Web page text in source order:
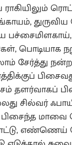
துருவிய
பச்சைமிளகாய்,
பொடியாக
சேர்த்து
தளர்வாகப்
சில்வர்
மாவை
எண்ணெய்